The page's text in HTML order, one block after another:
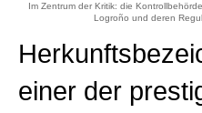
Im Zentrum der Kritik: die
Logroño und deren
einer der